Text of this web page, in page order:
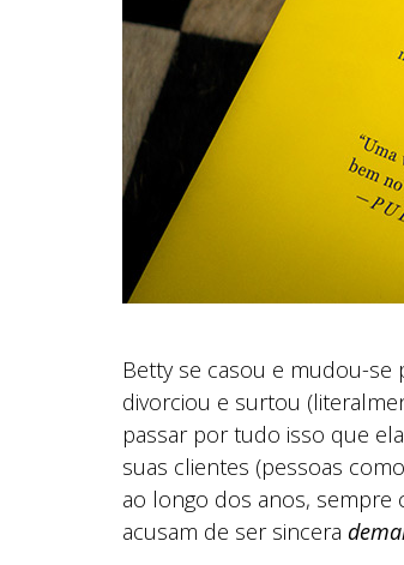
Betty se casou e mudou-se
divorciou e surtou
passar por tudo isso que
suas clientes (pessoas
ao longo dos anos, sempre
acusam de ser sincera